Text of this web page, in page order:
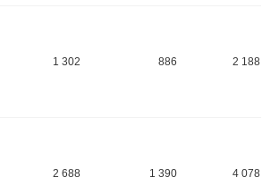
1 302 886 2 188
2 688 1 390 4 078